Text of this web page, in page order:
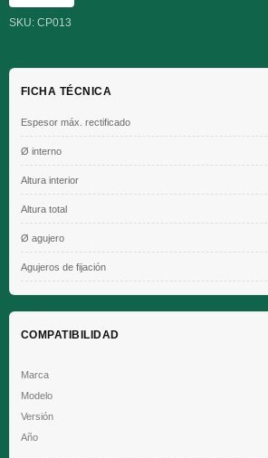
SKU: CP013
FICHA TÉCNICA
Espesor máx. rectificado
Ø interno
Altura interior
Altura total
Ø agujero
Agujeros de fijación
COMPATIBILIDAD